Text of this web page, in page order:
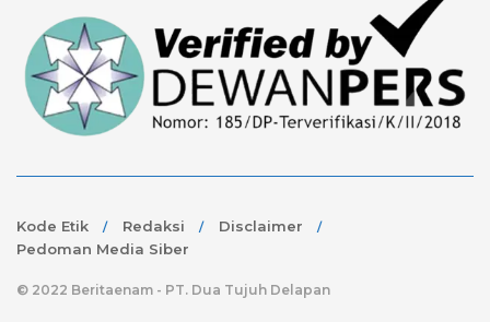
Kode Etik Redaksi
Disclaimer
Pedoman Media Siber
© 2022 Beritaenam - PT. Dua Tujuh Delapan